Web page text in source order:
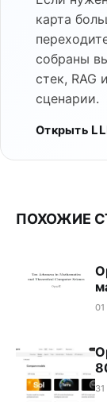
карта
собраны
стек, RAG
сценарии.
Открыть
ПОХОЖИЕ